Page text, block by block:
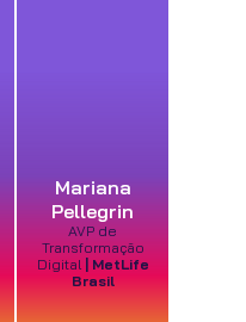
Mariana
Pellegrin
AVP de
Transformação
Digital
| MetLife
Brasil